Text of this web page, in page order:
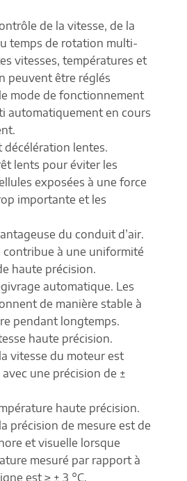
de la vitesse, de la
temps de rotation multi-
vitesses, températures et
peuvent être réglés
mode de fonctionnement
automatiquement en cours
décélération lentes.
lents pour éviter les
exposées à une force
importante et les
du conduit d’air.
contribue à une uniformité
haute précision.
automatique. Les
de manière stable à
pendant longtemps.
haute précision.
vitesse du moteur est
une précision de ±
haute précision.
précision de mesure est de
et visuelle lorsque
mesuré par rapport à
est ≥ ± 3 °C.